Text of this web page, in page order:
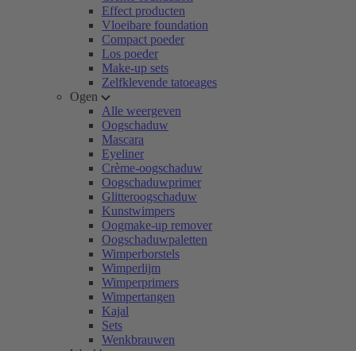
Effect producten
Vloeibare foundation
Compact poeder
Los poeder
Make-up sets
Zelfklevende tatoeages
Ogen
Alle weergeven
Oogschaduw
Mascara
Eyeliner
Crème-oogschaduw
Oogschaduwprimer
Glitteroogschaduw
Kunstwimpers
Oogmake-up remover
Oogschaduwpaletten
Wimperborstels
Wimperlijm
Wimperprimers
Wimpertangen
Kajal
Sets
Wenkbrauwen